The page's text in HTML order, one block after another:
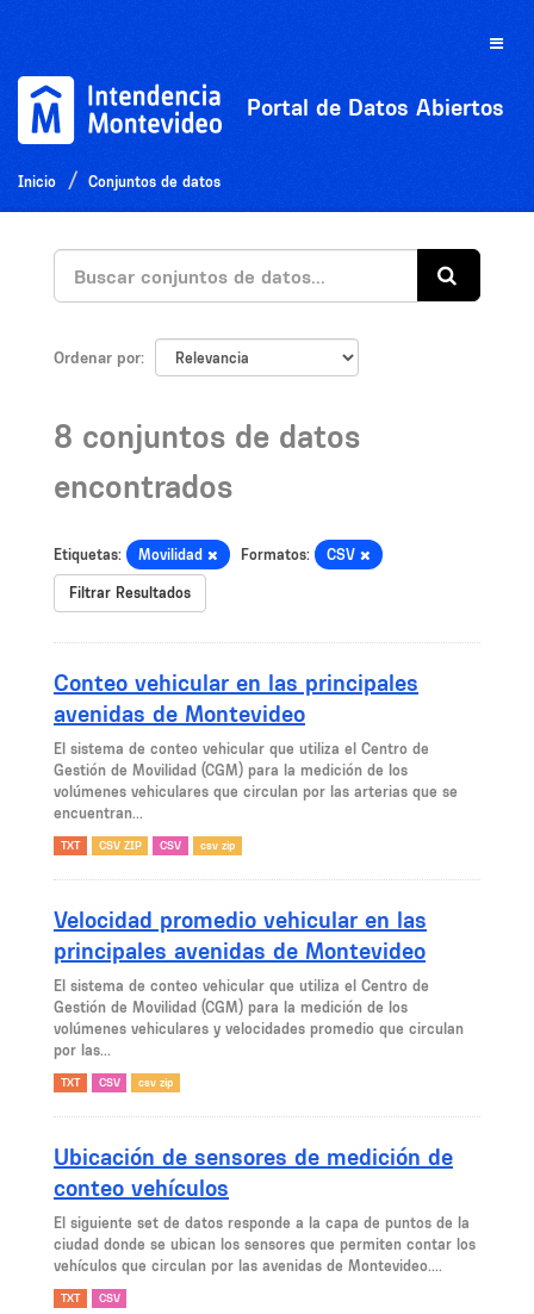
Toggle
Portal de Datos Abiertos
Inicio Conjuntos de datos
Ordenar por
8 conjuntos de datos
encontrados
Etiquetas: Movilidad Formatos: CSV
Filtrar Resultados
Conteo vehicular en las principales
avenidas de Montevideo
El sistema de conteo vehicular que utiliza el Centro de
Gestión de Movilidad (CGM) para la medición de los
volúmenes vehiculares que circulan por las arterias que se
encuentran...
TXT CSV ZIP CSV csv zip
Velocidad promedio vehicular en las
principales avenidas de Montevideo
El sistema de conteo vehicular que utiliza el Centro de
Gestión de Movilidad (CGM) para la medición de los
volúmenes vehiculares y velocidades promedio que circulan
por las...
TXT CSV csv zip
Ubicación de sensores de medición de
conteo vehículos
El siguiente set de datos responde a la capa de puntos de la
ciudad donde se ubican los sensores que permiten contar los
vehículos que circulan por las avenidas de Montevideo....
TXT CSV